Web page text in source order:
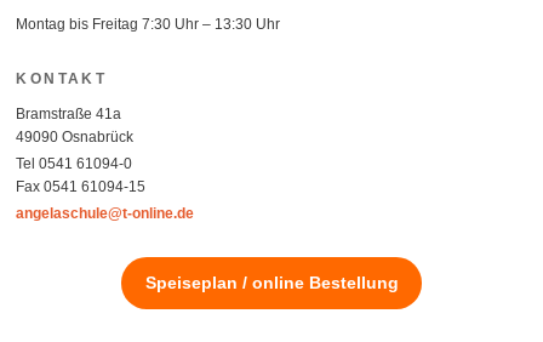
Montag bis Freitag 7:30 Uhr – 13:30 Uhr
KONTAKT
Bramstraße 41a
49090 Osnabrück
Tel 0541 61094-0
Fax 0541 61094-15
angelaschule@t-online.de
Speiseplan / online Bestellung